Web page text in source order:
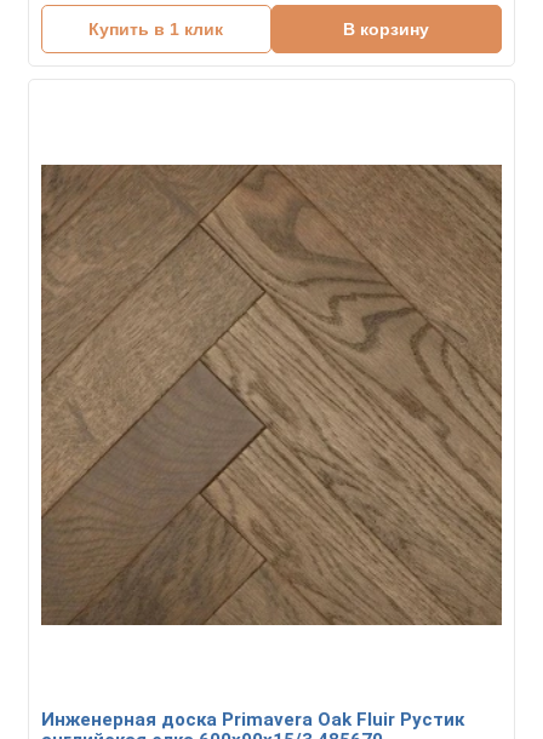
Купить в 1 клик В корзину
Инженерная доска Primavera Oak Fluir Рустик